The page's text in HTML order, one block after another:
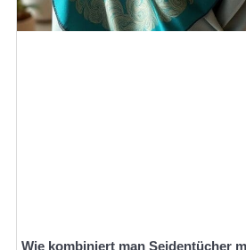
Wie kombiniert man Seidentücher